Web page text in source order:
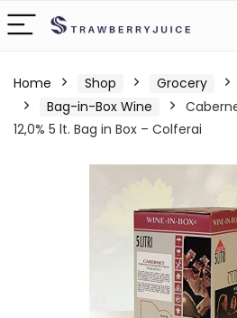
Home Shop Grocery
Bag-in-Box Wine
12,0% 5 lt. Bag in Box – Colferai